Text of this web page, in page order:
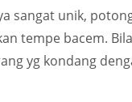
sangat unik,
tempe bacem.
yg kondang